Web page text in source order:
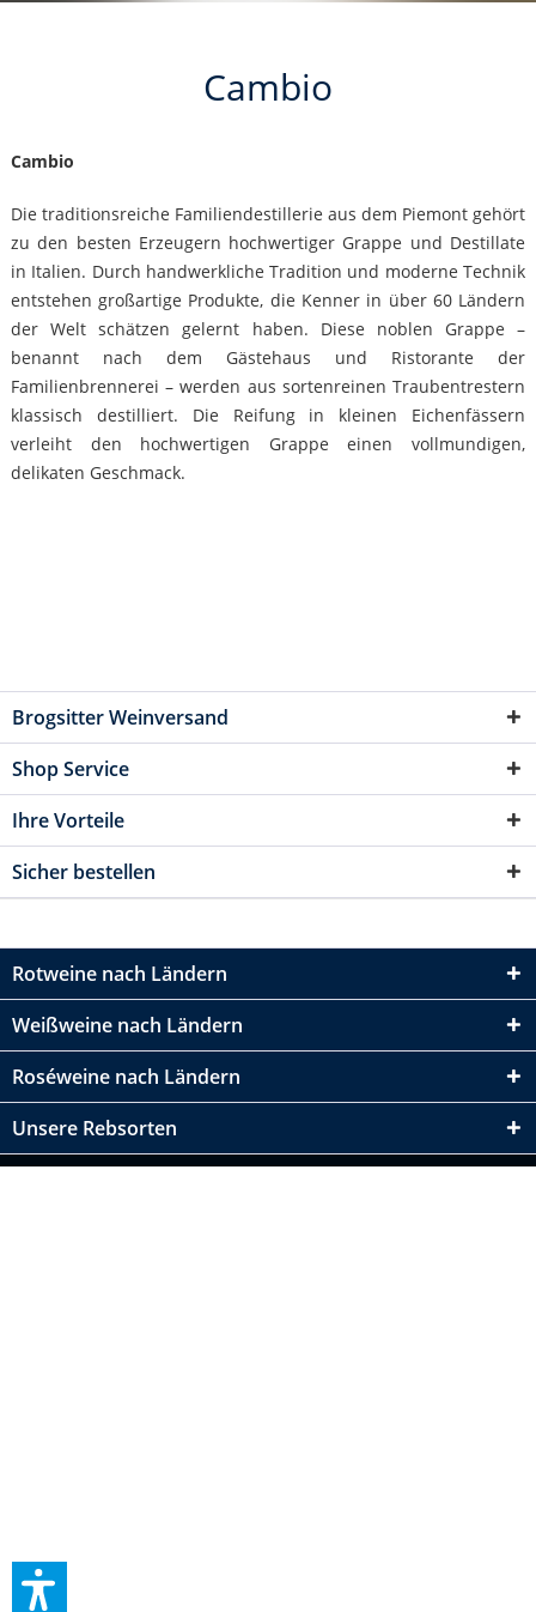
Cambio
Cambio
Die traditionsreiche Familiendestillerie aus dem Piemont gehört
zu den besten Erzeugern hochwertiger Grappe und Destillate
in Italien. Durch handwerkliche Tradition und moderne Technik
entstehen großartige Produkte, die Kenner in über 60 Ländern
der Welt schätzen gelernt haben. Diese noblen Grappe –
benannt nach dem Gästehaus und Ristorante der
Familienbrennerei – werden aus sortenreinen Traubentrestern
klassisch destilliert. Die Reifung in kleinen Eichenfässern
verleiht den hochwertigen Grappe einen vollmundigen,
delikaten Geschmack.
Brogsitter Weinversand
Shop Service
Ihre Vorteile
Sicher bestellen
Rotweine nach Ländern
Weißweine nach Ländern
Roséweine nach Ländern
Unsere Rebsorten